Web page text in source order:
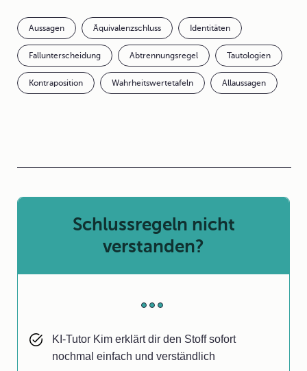
Aussagen Äquivalenzschluss Identitäten
Fallunterscheidung Abtrennungsregel Tautologien
Kontraposition Wahrheitswertetafeln Allaussagen
Schlussregeln nicht
verstanden?
KI-Tutor Kim erklärt dir den Stoff sofort
nochmal einfach und verständlich